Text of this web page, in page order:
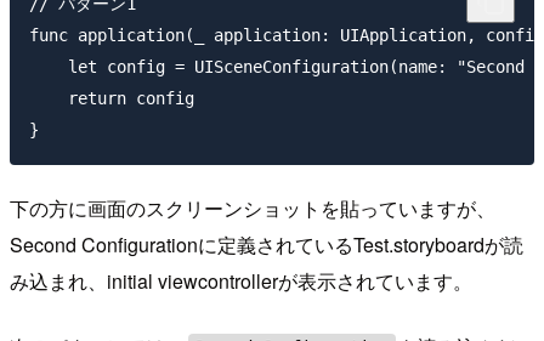
func application(_ application: UIApplication,
let config = UISceneConfiguration(name: "Second
    return config
下の方に画面のスクリーンショットを貼っていますが、
Second Configurationに定義されているTest.storyboardが読
み込まれ、initial viewcontrollerが表示されています。